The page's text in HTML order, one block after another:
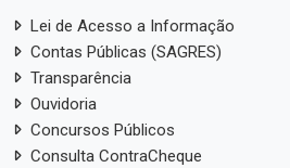
Lei de Acesso a Informação
Contas Públicas (SAGRES)
Transparência
Ouvidoria
Concursos Públicos
Consulta ContraCheque